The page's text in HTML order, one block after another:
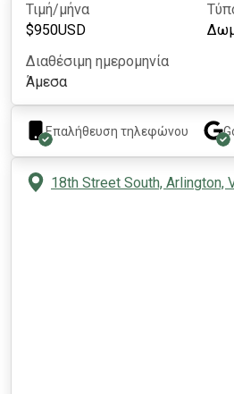
Τιμή/μήνα
$950USD
Διαθέσιμη ημερομηνία
Άμεσα
Επαλήθευση τηλεφώνου
18th Street South, Arlington,